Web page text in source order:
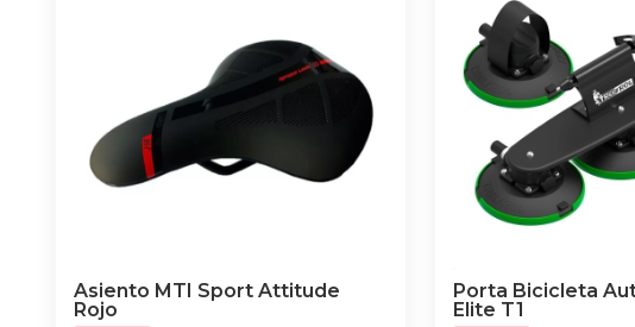
Asiento MTI Sport Attitude
Rojo
Porta Bicicleta
Elite T1